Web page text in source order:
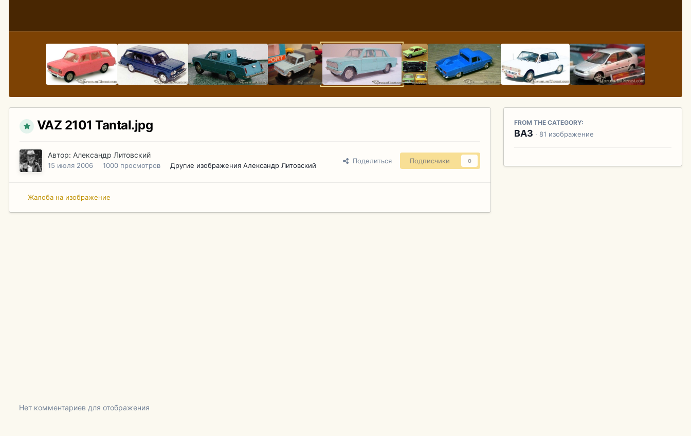
VAZ 2101 Tantal.jpg
Автор: Александр Литовский
15 июля 2006 1000 просмотров Другие изображения Александр Литовский
Поделиться Подписчики 0
Жалоба на изображение
FROM THE CATEGORY:
ВАЗ · 81 изображение
Нет комментариев для отображения